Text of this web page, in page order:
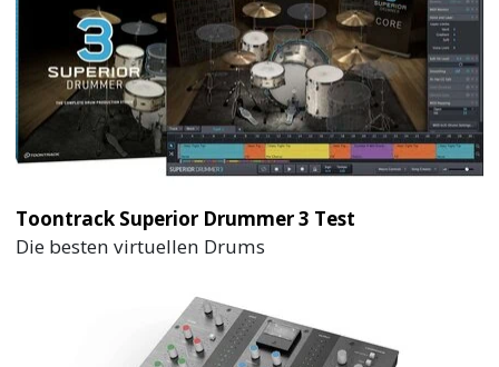
Toontrack Superior Drummer 3 Test
Die besten virtuellen Drums